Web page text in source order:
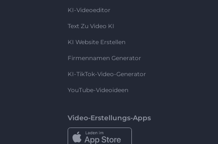
KI-Videoeditor
Text Zu Video KI
KI Website Erstellen
Firmennamen Generator
KI-TikTok-Video-Generator
YouTube-Videoideen
Video-Erstellungs-Apps